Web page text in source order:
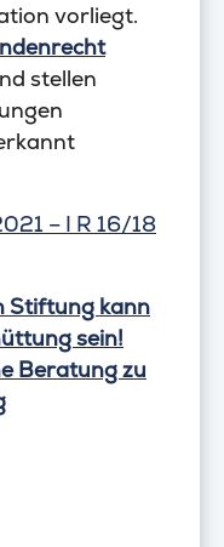
vorliegt.
stellen
– I R 16/18
Stiftung kann
sein!
Beratung zu